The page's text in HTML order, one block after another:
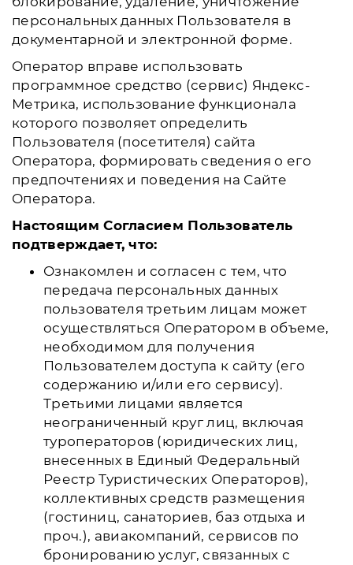
персональных данных Пользователя в
документарной и электронной форме.
Оператор вправе использовать
программное средство (сервис) Яндекс-
Метрика, использование функционала
которого позволяет определить
Пользователя (посетителя) сайта
Оператора, формировать сведения о его
предпочтениях и поведения на Сайте
Оператора.
Настоящим Согласием Пользователь
подтверждает, что:
Ознакомлен и согласен с тем, что
передача персональных данных
пользователя третьим лицам может
осуществляться Оператором в объеме,
необходимом для получения
Пользователем доступа к сайту (его
содержанию и/или его сервису).
Третьими лицами является
неограниченный круг лиц, включая
туроператоров (юридических лиц,
внесенных в Единый Федеральный
Реестр Туристических Операторов),
коллективных средств размещения
(гостиниц, санаториев, баз отдыха и
проч.), авиакомпаний, сервисов по
бронированию услуг, связанных с